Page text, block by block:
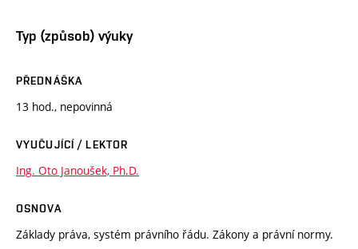
Typ (způsob) výuky
PŘEDNÁŠKA
13 hod., nepovinná
VYUČUJÍCÍ / LEKTOR
Ing. Oto Janoušek, Ph.D.
OSNOVA
Základy práva, systém právního řádu. Zákony a právní normy.